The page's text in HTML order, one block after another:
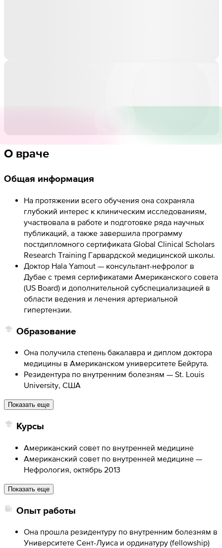
О враче
Общая информация
На протяжении всего обучения она сохраняла
глубокий интерес к клиническим исследованиям,
участвовала в работе и подготовке ряда научных
публикаций, а также завершила программу
постдипломного сертификата Global Clinical Scholars
Research Training Гарвардской медицинской школы.
Доктор Hala Yamout — консультант-нефролог в
Дубае с тремя сертификатами Американского совета
(US Board) и дополнительной субспециализацией в
области ведения и лечения артериальной
гипертензии.
Образование
Она получила степень бакалавра и диплом доктора
медицины в Американском университете Бейрута.
Резидентура по внутренним болезням — St. Louis
University, США
Показать еще
Курсы
Американский совет по внутренней медицине
Американский совет по внутренней медицине —
Нефрология, октябрь 2013
Показать еще
Опыт работы
Она прошла резидентуру по внутренним болезням в
Университете Сент-Луиса и ординатуру (fellowship)